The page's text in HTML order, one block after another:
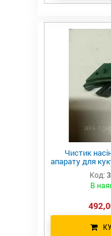
Чистик
апарату для
GP |
Код:
В